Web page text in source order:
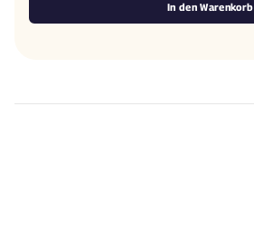
In den Warenkorb